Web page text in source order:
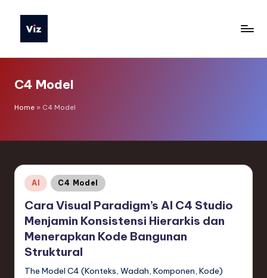
T
o
I
n
d
o
n
e
C4 Model
Home » C4 Model
Posted
in
AI C4 Model
Cara Visual Paradigm’s AI C4 Studio
Menjamin Konsistensi Hierarkis dan
Menerapkan Kode Bangunan
Struktural
The Model C4 (Konteks, Wadah, Komponen, Kode)